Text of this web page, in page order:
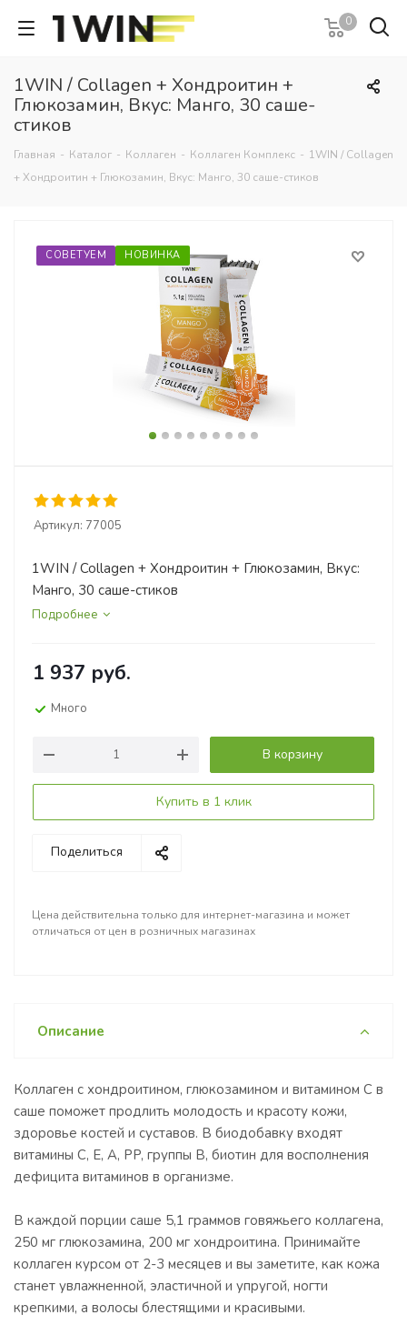
0
1WIN / Collagen + Хондроитин +
Глюкозамин, Вкус: Манго, 30 саше-
стиков
Главная - Каталог - Коллаген - Коллаген Комплекс - 1WIN / Collagen
+ Хондроитин + Глюкозамин, Вкус: Манго, 30 саше-стиков
СОВЕТУЕМ НОВИНКА
Артикул: 77005
1WIN / Collagen + Хондроитин + Глюкозамин, Вкус:
Манго, 30 саше-стиков
Подробнее
1 937 руб.
Много
В корзину
Купить в 1 клик
Поделиться
Цена действительна только для интернет-магазина и может
отличаться от цен в розничных магазинах
Описание
Коллаген с хондроитином, глюкозамином и витамином С в
саше поможет продлить молодость и красоту кожи,
здоровье костей и суставов. В биодобавку входят
витамины C, E, A, PP, группы В, биотин для восполнения
дефицита витаминов в организме.
В каждой порции саше 5,1 граммов говяжьего коллагена,
250 мг глюкозамина, 200 мг хондроитина. Принимайте
коллаген курсом от 2-3 месяцев и вы заметите, как кожа
станет увлажненной, эластичной и упругой, ногти
крепкими, а волосы блестящими и красивыми.